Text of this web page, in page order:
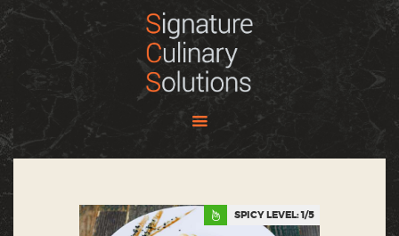
ABOUT
OUR BRAND
SPICY LEVEL:1